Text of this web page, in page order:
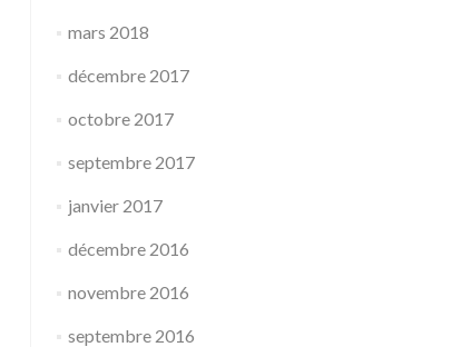
mars 2018
décembre 2017
octobre 2017
septembre 2017
janvier 2017
décembre 2016
novembre 2016
septembre 2016